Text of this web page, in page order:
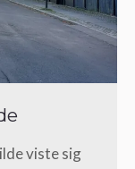
viste sig